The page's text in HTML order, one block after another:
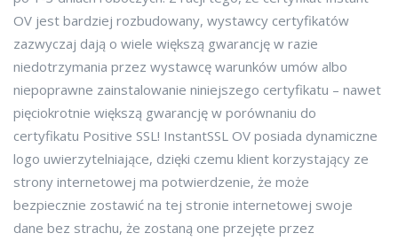
OV jest bardziej rozbudowany, wystawcy certyfikatów
zazwyczaj dają o wiele większą gwarancję w razie
niedotrzymania przez wystawcę warunków umów albo
niepoprawne zainstalowanie niniejszego certyfikatu – nawet
pięciokrotnie większą gwarancję w porównaniu do
certyfikatu Positive SSL! InstantSSL OV posiada dynamiczne
logo uwierzytelniające, dzięki czemu klient korzystający ze
strony internetowej ma potwierdzenie, że może
bezpiecznie zostawić na tej stronie internetowej swoje
dane bez strachu, że zostaną one przejęte przez